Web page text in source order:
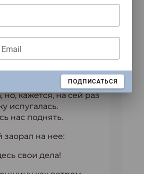
было
домработница
всплеснула
была ко всему
кажется, на сей раз
испугалась.
нас поднять.
заорал на нее:
свои дела!
ПОДПИСАТЬСЯ